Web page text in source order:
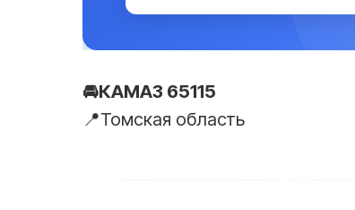
🚘КАМАЗ 65115
📍Томская область